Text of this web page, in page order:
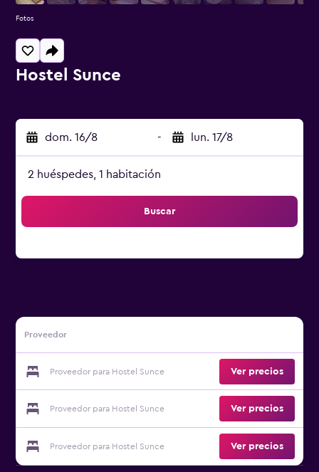
Hostel Sunce
dom. 16/8 - lun. 17/8
2 huéspedes, 1 habitación
Buscar
Proveedor
Proveedor para Hostel Sunce Ver precios
Proveedor para Hostel Sunce Ver precios
Proveedor para Hostel Sunce Ver precios
Fotos